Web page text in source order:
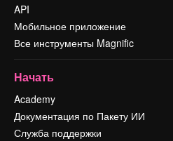
API
Мобильное приложение
Все инструменты Magnific
Начать
Academy
Документация по Пакету ИИ
Служба поддержки